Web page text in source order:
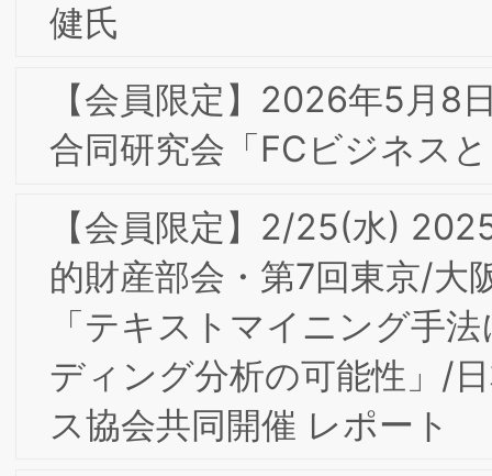
ォーラム開催レポート
ォーラム開催レポート
【会員限定】12/3(水)2025年度第5回東
様のために』お客様に愛され、好まれる
スーパーコノミヤ」開催レポート
【会員限定】12/3(水)2025年度第5回東
京/大阪合同部会研究会「『すべてはお
様のために』お客様に愛され、好まれる
スーパーコノミヤ」